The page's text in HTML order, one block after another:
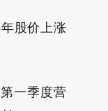
股价上涨
第一季度营